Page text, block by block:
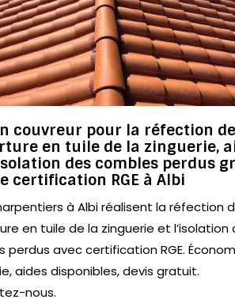
couvreur pour la réfection
en tuile de la zinguerie,
des combles perdus
certification RGE à Albi
à Albi réalisent la réfection
en tuile de la zinguerie et l’isolation
perdus avec certification RGE.
aides disponibles, devis gratuit.
nous.